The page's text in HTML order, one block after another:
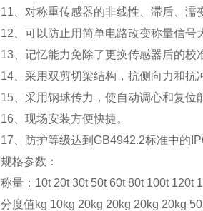
11 、对称重传感器的非线性、滞后、濡
12 、可以防止用简单电路改变称量信号
13 、记忆能力免除了更换传感器后的校
14 、采用双剪切梁结构，抗侧向力和抗
15 、采用钢球传力，使自动调心和复位
16 、现场安装方便快捷。
17 、防护等级达到GB4942.2标准中的
规格参数：
称量：10t 20t 30t 50t 60t 80t 100t 120t
分度值kg 10kg 20kg 20kg 20kg 20kg